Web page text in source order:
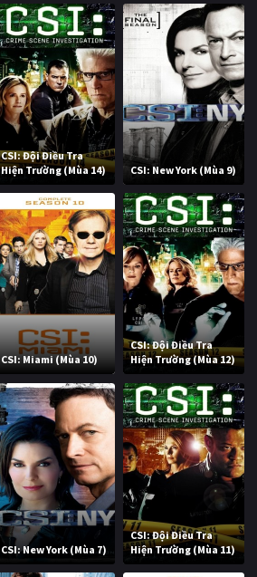
CSI: Đội Điều Tra
Hiện Trường (Mùa 14)
CSI: New York (Mùa 9)
CSI: Miami (Mùa 10)
CSI: Đội Điều Tra
Hiện Trường (Mùa 12)
CSI: New York (Mùa 7)
CSI: Đội Điều Tra
Hiện Trường (Mùa 11)